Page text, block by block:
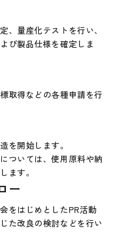
、量産化テストを行い、
び製品仕様を確定しま
取得などの各種申請を行
を開始します。
ついては、使用原料や納
ます。
ー
をはじめとしたPR活動
た改良の検討などを行い